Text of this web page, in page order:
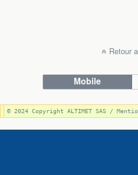
Retour
Mobile
© 2024 Copyright ALTIMET SAS /